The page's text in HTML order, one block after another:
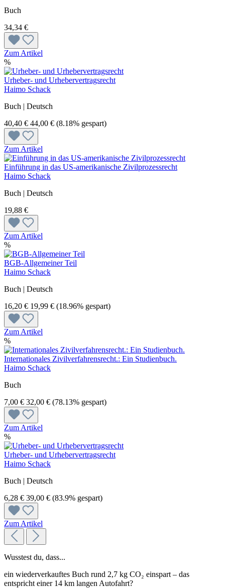
Buch
34,34 €
Zum Artikel
%
Urheber- und Urhebervertragsrecht
Haimo Schack
Buch | Deutsch
40,40 € 44,00 € (8.18% gespart)
Zum Artikel
Einführung in das US-amerikanische Zivilprozessrecht
Haimo Schack
Buch | Deutsch
19,88 €
Zum Artikel
%
BGB-Allgemeiner Teil
Haimo Schack
Buch | Deutsch
16,20 € 19,99 € (18.96% gespart)
Zum Artikel
%
Internationales Zivilverfahrensrecht.: Ein Studienbuch.
Haimo Schack
Buch
7,00 € 32,00 € (78.13% gespart)
Zum Artikel
%
Urheber- und Urhebervertragsrecht
Haimo Schack
Buch | Deutsch
6,28 € 39,00 € (83.9% gespart)
Zum Artikel
Wusstest du, dass...
ein wiederverkauftes Buch rund 2,7 kg CO₂ einspart – das
entspricht einer 14 km langen Autofahrt?